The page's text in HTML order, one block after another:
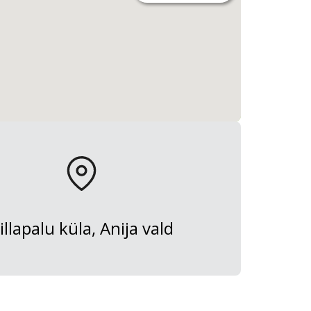
küla, Anija vald